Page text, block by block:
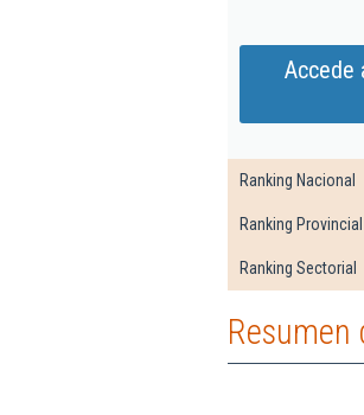
Accede
Ranking Nacional
Ranking Provincial
Ranking Sectorial
Resumen